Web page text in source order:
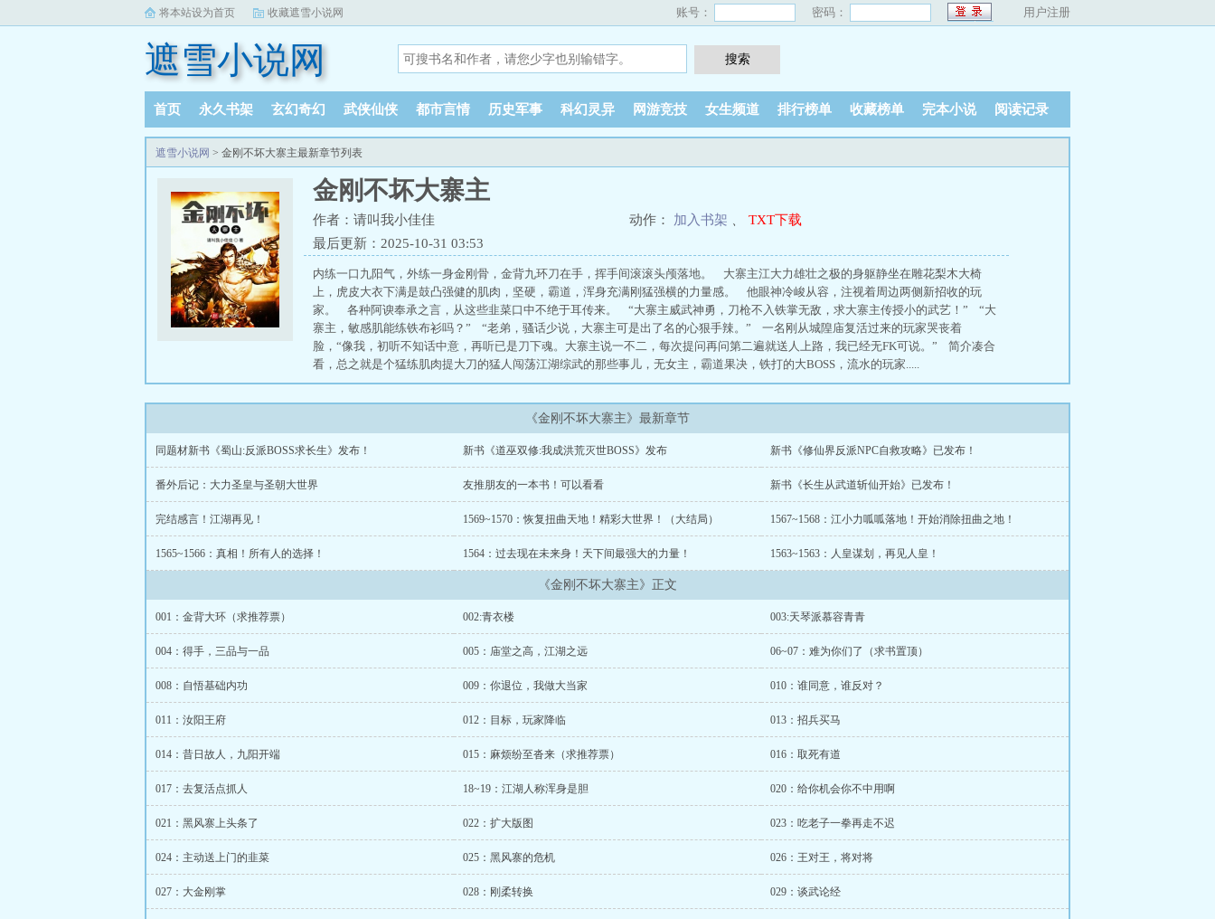
将本站设为首页 收藏遮雪小说网 账号： 密码： 用户注册
遮雪小说网
首页 永久书架 玄幻奇幻 武侠仙侠 都市言情 历史军事 科幻灵异 网游竞技 女生频道 排行榜单 收藏榜单 完本小说 阅读记录
遮雪小说网 > 金刚不坏大寨主最新章节列表
金刚不坏大寨主
作者：请叫我小佳佳 动作： 加入书架
TXT下载
最后更新：2025-10-31 03:53
内练一口九阳气，外练一身金刚骨，金背九环刀在手，挥手间滚滚头颅落地。 大寨主江大力雄壮之极的身躯静坐在雕花梨木大椅
上，虎皮大衣下满是鼓凸强健的肌肉，坚硬，霸道，浑身充满刚猛强横的力量感。 他眼神冷峻从容，注视着周边两侧新招收的玩
家。 各种阿谀奉承之言，从这些韭菜口中不绝于耳传来。 “大寨主威武神勇，刀枪不入铁掌无敌，求大寨主传授小的武艺！” “大
寨主，敏感肌能练铁布衫吗？” “老弟，骚话少说，大寨主可是出了名的心狠手辣。” 一名刚从城隍庙复活过来的玩家哭丧着
脸，“像我，初听不知话中意，再听已是刀下魂。大寨主说一不二，每次提问再问第二遍就送人上路，我已经无FK可说。” 简介凑合
看，总之就是个猛练肌肉提大刀的猛人闯荡江湖综武的那些事儿，无女主，霸道果决，铁打的大BOSS，流水的玩家.....
《金刚不坏大寨主》最新章节
同题材新书《蜀山:反派BOSS求长生》发布！ 新书《道巫双修:我成洪荒灭世BOSS》发布 新书《修仙界反派NPC自救攻略》已发布！
番外后记：大力圣皇与圣朝大世界 友推朋友的一本书！可以看看 新书《长生从武道斩仙开始》已发布！
完结感言！江湖再见！ 1569~1570：恢复扭曲天地！精彩大世界！（大结局） 1567~1568：江小力呱呱落地！开始消除扭曲之地！
1565~1566：真相！所有人的选择！ 1564：过去现在未来身！天下间最强大的力量！ 1563~1563：人皇谋划，再见人皇！
《金刚不坏大寨主》正文
001：金背大环（求推荐票） 002:青衣楼 003:天琴派慕容青青
004：得手，三品与一品 005：庙堂之高，江湖之远 06~07：难为你们了（求书置顶）
008：自悟基础内功 009：你退位，我做大当家 010：谁同意，谁反对？
011：汝阳王府 012：目标，玩家降临 013：招兵买马
014：昔日故人，九阳开端 015：麻烦纷至沓来（求推荐票） 016：取死有道
017：去复活点抓人 18~19：江湖人称浑身是胆 020：给你机会你不中用啊
021：黑风寨上头条了 022：扩大版图 023：吃老子一拳再走不迟
024：主动送上门的韭菜 025：黑风寨的危机 026：王对王，将对将
027：大金刚掌 028：刚柔转换 029：谈武论经